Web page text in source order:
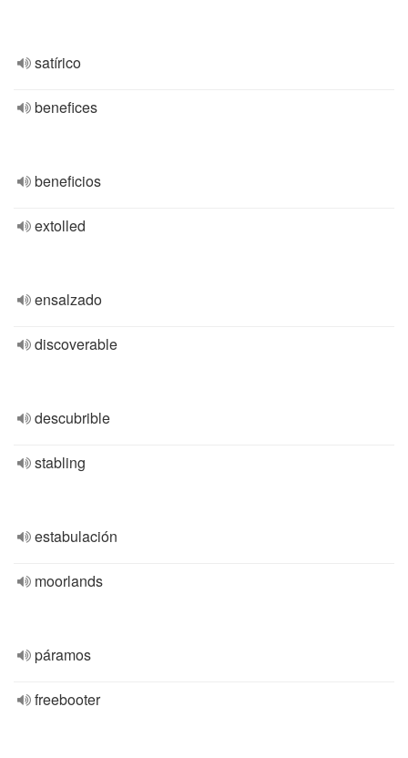
satírico
benefices
beneficios
extolled
ensalzado
discoverable
descubrible
stabling
estabulación
moorlands
páramos
freebooter